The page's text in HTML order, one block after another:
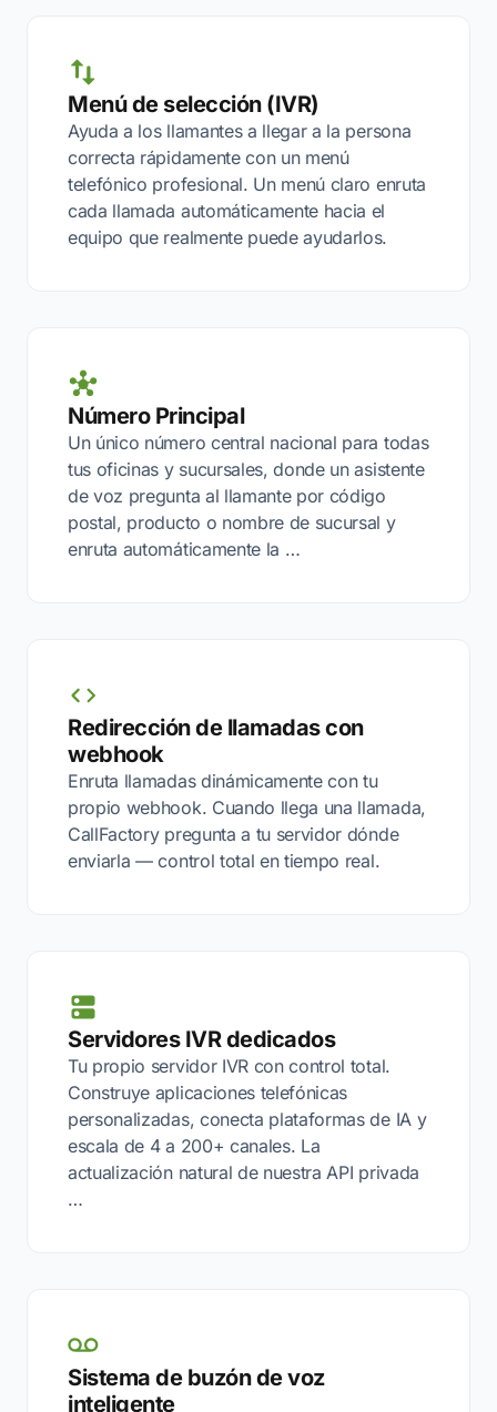
Menú de selección (IVR)
Ayuda a los llamantes a llegar a la persona
correcta rápidamente con un menú
telefónico profesional. Un menú claro enruta
cada llamada automáticamente hacia el
equipo que realmente puede ayudarlos.
Número Principal
Un único número central nacional para todas
tus oficinas y sucursales, donde un asistente
de voz pregunta al llamante por código
postal, producto o nombre de sucursal y
enruta automáticamente la …
Redirección de llamadas con
webhook
Enruta llamadas dinámicamente con tu
propio webhook. Cuando llega una llamada,
CallFactory pregunta a tu servidor dónde
enviarla — control total en tiempo real.
Servidores IVR dedicados
Tu propio servidor IVR con control total.
Construye aplicaciones telefónicas
personalizadas, conecta plataformas de IA y
escala de 4 a 200+ canales. La
actualización natural de nuestra API privada
…
Sistema de buzón de voz
inteligente